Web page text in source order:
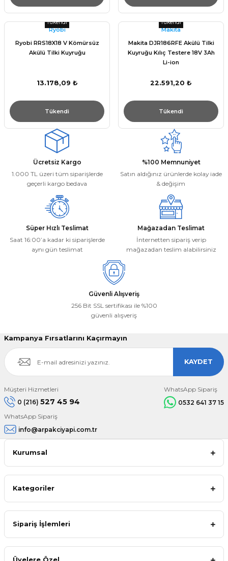
Tükendi
Ryobi
Ryobi RRS18X18 V Kömürsüz
Akülü Tilki Kuyruğu
13.178,09 ₺
Tükendi
Tükendi
Makita
Makita DJR186RFE Akülü Tilki
Kuyruğu Kılıç Testere 18V 3Ah
Li-ion
22.591,20 ₺
Tükendi
Ücretsiz Kargo
1.000 TL üzeri tüm siparişlerde
geçerli kargo bedava
%100 Memnuniyet
Satın aldığınız ürünlerde kolay iade
& değişim
Süper Hızlı Teslimat
Saat 16:00’a kadar ki siparişlerde
aynı gün teslimat
Mağazadan Teslimat
İnternetten sipariş verip
mağazadan teslim alabilirsiniz
Güvenli Alışveriş
256 Bit SSL sertifikası ile %100
güvenli alışveriş
Kampanya Fırsatlarını Kaçırmayın
KAYDET
Müşteri Hizmetleri
0 (216) 527 45 94
WhatsApp Sipariş
0532 641 37 15
WhatsApp Sipariş
info@arpakciyapi.com.tr
Kurumsal
Kategoriler
Sipariş İşlemleri